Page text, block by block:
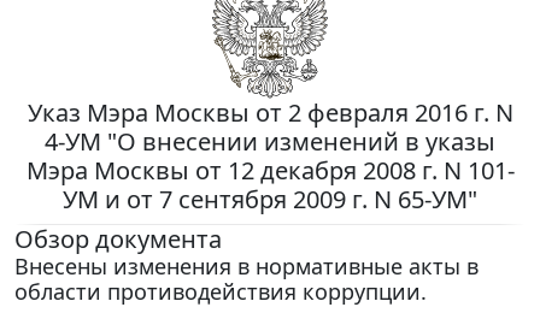
Указ Мэра Москвы от 2 февраля 2016 г. N
4-УМ "О внесении изменений в указы
Мэра Москвы от 12 декабря 2008 г. N 101-
УМ и от 7 сентября 2009 г. N 65-УМ"
Обзор документа
Внесены изменения в нормативные акты в
области противодействия коррупции.